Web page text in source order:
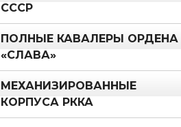
СССР
ПОЛНЫЕ КАВАЛЕРЫ ОРДЕНА
«СЛАВА»
МЕХАНИЗИРОВАННЫЕ
КОРПУСА РККА